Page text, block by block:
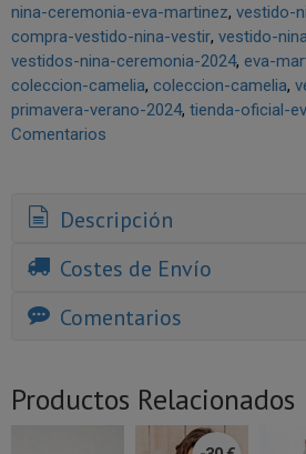
nina-ceremonia-eva-martinez vestido-
compra-vestido-nina-vestir vestido-
vestidos-nina-ceremonia-2024 eva-
coleccion-camelia coleccion-camelia
primavera-verano-2024 tienda-oficial-
Comentarios
Descripción
Costes de Envío
Comentarios
Productos Relacionados